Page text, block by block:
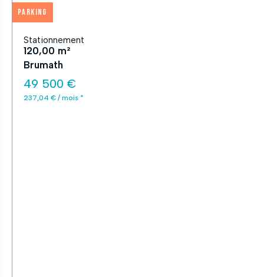
Parking
Stationnement
120,00 m²
Brumath
49 500 €
237,04 € / mois *